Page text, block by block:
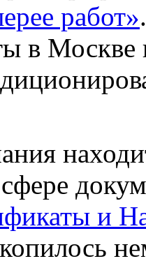
работ»
в Москве
и